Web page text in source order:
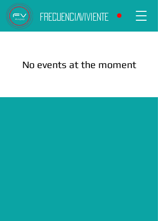
FRECUENCIAVIVIENTE
No events at the moment